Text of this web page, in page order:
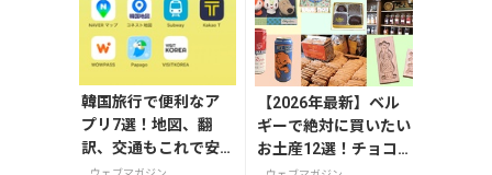
韓国旅行で便利なア
プリ7選！地図、翻
訳、交通もこれで安
心
【2026年最新】ベル
ギーで絶対に買いたい
お土産12選！チョコ
レートやビール・雑貨